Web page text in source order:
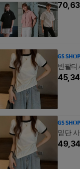
반팔티
밑단